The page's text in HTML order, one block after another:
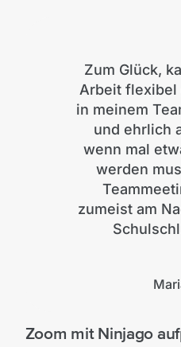
Zum Glück,
Arbeit flexibel
in meinem
und ehrlich
wenn mal
werden
zumeist am
Zoom mit Ninjago